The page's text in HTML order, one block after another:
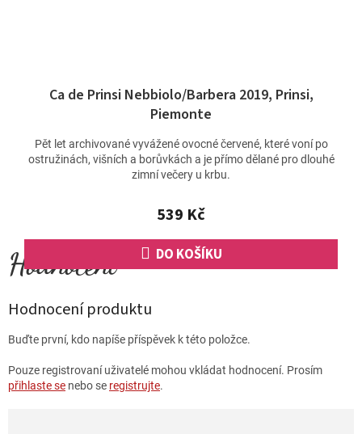
Ca de Prinsi Nebbiolo/Barbera 2019, Prinsi,
Piemonte
539 Kč
DO KOŠÍKU
Pět let archivované vyvážené ovocné červené, které voní po
ostružinách, višních a borůvkách a je přímo dělané pro dlouhé
zimní večery u krbu.
Hodnocení produktu
Buďte první, kdo napíše příspěvek k této položce.
Pouze registrovaní uživatelé mohou vkládat hodnocení. Prosím
přihlaste se nebo se registrujte.